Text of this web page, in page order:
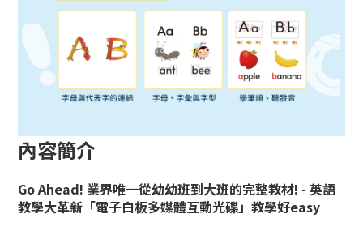
內容簡介
Go Ahead! 業界唯一從幼幼班到大班的完整教材! - 英語
教學大革新「電子白板多媒體互動光碟」教學好easy